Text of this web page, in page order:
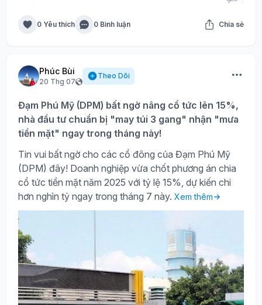
0 Yêu thích 0 Bình luận Chia sẻ
Phúc Bùi
20 Thg 07
Theo Dõi
Đạm Phú Mỹ (DPM) bất ngờ nâng cổ tức lên 15%,
nhà đầu tư chuẩn bị "may túi 3 gang" nhận "mưa
tiền mặt" ngay trong tháng này!
Tin vui bất ngờ cho các cổ đông của Đạm Phú Mỹ
(DPM) đây! Doanh nghiệp vừa chốt phương án chia
cổ tức tiền mặt năm 2025 với tỷ lệ 15%, dự kiến chi
hơn nghìn tỷ ngay trong tháng 7 này. Xem thêm